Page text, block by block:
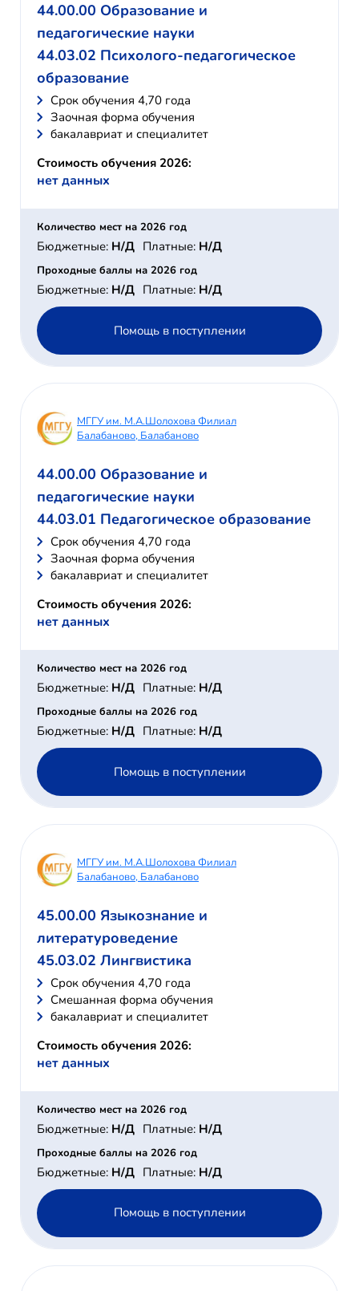
44.00.00 Образование и
педагогические науки
44.03.02 Психолого-педагогическое
образование
Cрок обучения 4,70 года
Заочная форма обучения
бакалавриат и специалитет
Стоимость обучения 2026:
нет данных
Количество мест на 2026 год
Бюджетные: Н/Д Платные: Н/Д
Проходные баллы на 2026 год
Бюджетные: Н/Д Платные: Н/Д
Помощь в поступлении
МГГУ им. М.А.Шолохова Филиал
Балабаново, Балабаново
44.00.00 Образование и
педагогические науки
44.03.01 Педагогическое образование
Cрок обучения 4,70 года
Заочная форма обучения
бакалавриат и специалитет
Стоимость обучения 2026:
нет данных
Количество мест на 2026 год
Бюджетные: Н/Д Платные: Н/Д
Проходные баллы на 2026 год
Бюджетные: Н/Д Платные: Н/Д
Помощь в поступлении
МГГУ им. М.А.Шолохова Филиал
Балабаново, Балабаново
45.00.00 Языкознание и
литературоведение
45.03.02 Лингвистика
Cрок обучения 4,70 года
Смешанная форма обучения
бакалавриат и специалитет
Стоимость обучения 2026:
нет данных
Количество мест на 2026 год
Бюджетные: Н/Д Платные: Н/Д
Проходные баллы на 2026 год
Бюджетные: Н/Д Платные: Н/Д
Помощь в поступлении